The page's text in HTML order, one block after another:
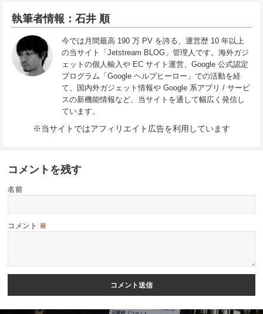
執筆者情報：石井 順
今では月間最高 190 万 PV を誇る、運営歴 10 年以上
の当サイト「Jetstream BLOG」管理人です。海外ガジ
ェットの個人輸入や EC サイト運営、Google 公式認定
プログラム「Google ヘルプヒーロー」での活動を経
て、国内外ガジェット情報や Google 系アプリ / サービ
スの新機能情報など、当サイトを通して幅広く発信し
ています。
※当サイトではアフィリエイト広告を利用しています
コメントを残す
名前
コメント ※